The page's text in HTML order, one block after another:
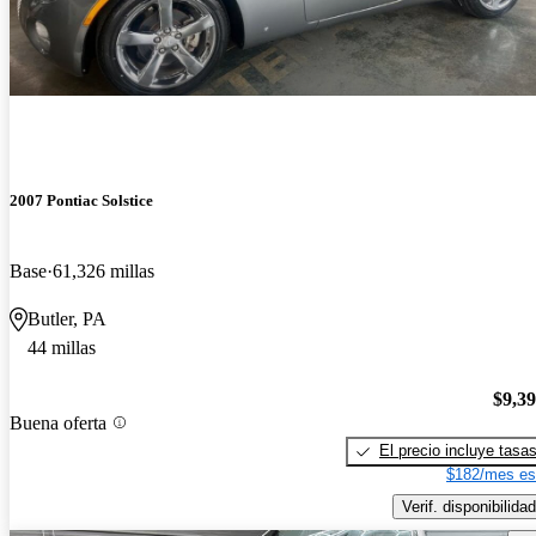
2007 Pontiac Solstice
Base 61,326 millas
Butler, PA
44 millas
Buena oferta
El precio incluye tasas
$182/mes
Verif. disponibilidad